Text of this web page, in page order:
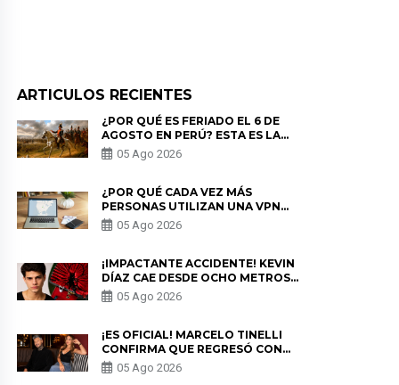
ARTICULOS RECIENTES
¿POR QUÉ ES FERIADO EL 6 DE
AGOSTO EN PERÚ? ESTA ES LA
HISTORIA
05 Ago 2026
¿POR QUÉ CADA VEZ MÁS
PERSONAS UTILIZAN UNA VPN
PARA PROTEGER SU
PRIVACIDAD?
05 Ago 2026
¡IMPACTANTE ACCIDENTE! KEVIN
DÍAZ CAE DESDE OCHO METROS
EN “ESTO ES GUERRA” Y GENERA
PREOCUPACIÓN
05 Ago 2026
¡ES OFICIAL! MARCELO TINELLI
CONFIRMA QUE REGRESÓ CON
MILETT FIGUEROA: “EL AMOR
PUDO MÁS”
05 Ago 2026